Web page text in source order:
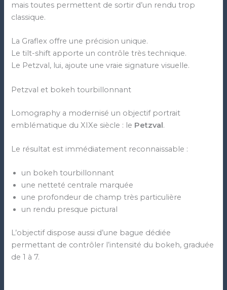
mais toutes permettent de sortir d’un rendu trop
classique.
La Graflex offre une précision unique.
Le tilt-shift apporte un contrôle très technique.
Le Petzval, lui, ajoute une vraie signature visuelle.
Petzval et bokeh tourbillonnant
Lomography a modernisé un objectif portrait
emblématique du XIXe siècle : le Petzval.
Le résultat est immédiatement reconnaissable :
un bokeh tourbillonnant
une netteté centrale marquée
une profondeur de champ très particulière
un rendu presque pictural
L’objectif dispose aussi d’une bague dédiée
permettant de contrôler l’intensité du bokeh, graduée
de 1 à 7.